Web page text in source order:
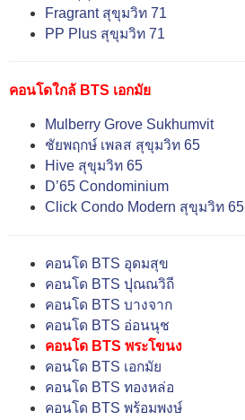
Fragrant สุขุมวิท 71
PP Plus สุขุมวิท 71
คอนโดใกล้ BTS เอกมัย
Mulberry Grove Sukhumvit
ชัยพฤกษ์ เพลส สุขุมวิท 65
Hive สุขุมวิท 65
D’65 Condominium
Click Condo Modern สุขุมวิท 65
คอนโด BTS อุดมสุข
คอนโด BTS ปุณณวิถี
คอนโด BTS บางจาก
คอนโด BTS อ่อนนุช
คอนโด BTS พระโขนง
คอนโด BTS เอกมัย
คอนโด BTS ทองหล่อ
คอนโด BTS พร้อมพงษ์